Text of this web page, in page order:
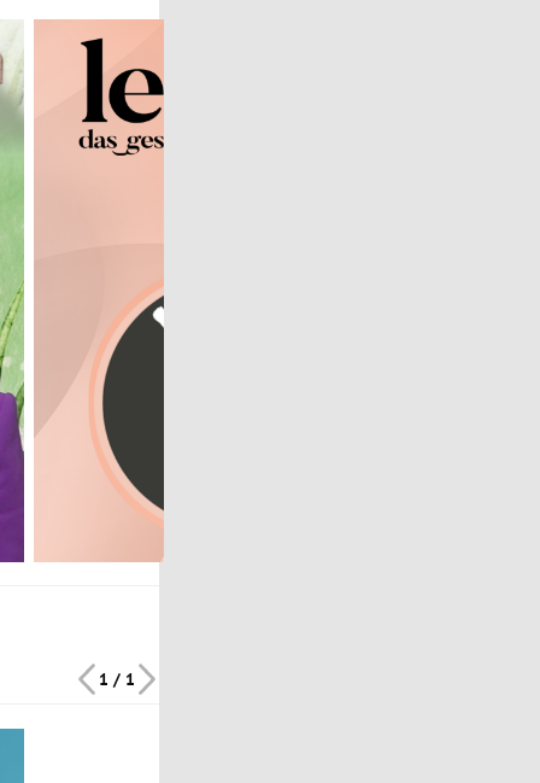
1 / 1